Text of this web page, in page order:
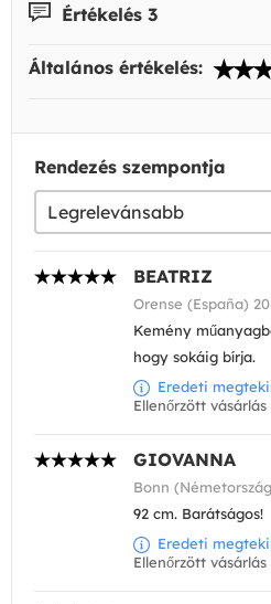
Értékelés 3
Általános értékelés:
Rendezés szempontja
BEATRIZ
Orense (España)
Kemény
hogy sokáig bírja.
Eredeti
Ellenőrzött vásárlás
GIOVANNA
Bonn
92 cm. Barátságos!
Eredeti
Ellenőrzött vásárlás